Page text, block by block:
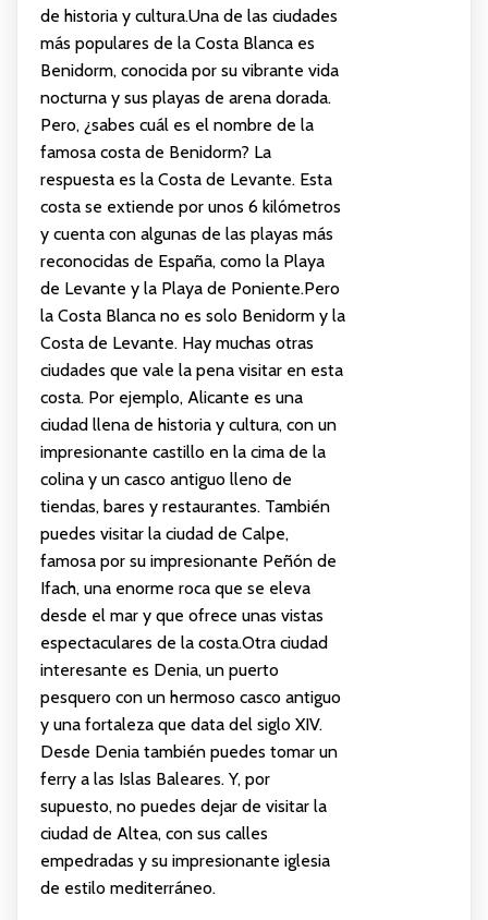
de historia y cultura.Una de las ciudades
más populares de la Costa Blanca es
Benidorm, conocida por su vibrante vida
nocturna y sus playas de arena dorada.
Pero, ¿sabes cuál es el nombre de la
famosa costa de Benidorm? La
respuesta es la Costa de Levante. Esta
costa se extiende por unos 6 kilómetros
y cuenta con algunas de las playas más
reconocidas de España, como la Playa
de Levante y la Playa de Poniente.Pero
la Costa Blanca no es solo Benidorm y la
Costa de Levante. Hay muchas otras
ciudades que vale la pena visitar en esta
costa. Por ejemplo, Alicante es una
ciudad llena de historia y cultura, con un
impresionante castillo en la cima de la
colina y un casco antiguo lleno de
tiendas, bares y restaurantes. También
puedes visitar la ciudad de Calpe,
famosa por su impresionante Peñón de
Ifach, una enorme roca que se eleva
desde el mar y que ofrece unas vistas
espectaculares de la costa.Otra ciudad
interesante es Denia, un puerto
pesquero con un hermoso casco antiguo
y una fortaleza que data del siglo XIV.
Desde Denia también puedes tomar un
ferry a las Islas Baleares. Y, por
supuesto, no puedes dejar de visitar la
ciudad de Altea, con sus calles
empedradas y su impresionante iglesia
de estilo mediterráneo.